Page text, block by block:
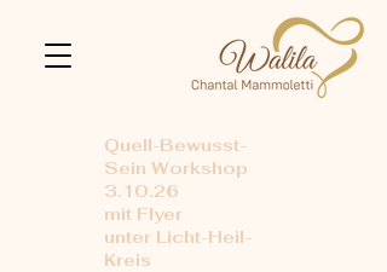
Quell-Bewusst-
Sein Workshop
3.10.26
mit Flyer
unter Licht-Heil-
Kreis